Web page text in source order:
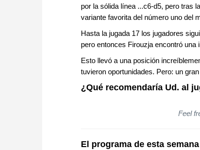
por la sólida línea ...c6-d5, pero tras
variante favorita del número uno del
Hasta la jugada 17 los jugadores
pero entonces Firouzja encontró
Esto llevó a una posición
tuvieron oportunidades. Pero: un
¿Qué recomendaría Ud. al
Feel
El programa de esta